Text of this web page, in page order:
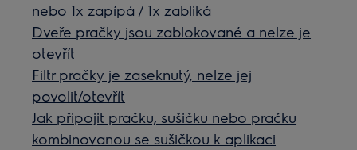
nebo 1x zapípá / 1x zabliká
Dveře pračky jsou zablokované a nelze je
otevřít
Filtr pračky je zaseknutý, nelze jej
povolit/otevřít
Jak připojit pračku, sušičku nebo pračku
kombinovanou se sušičkou k aplikaci